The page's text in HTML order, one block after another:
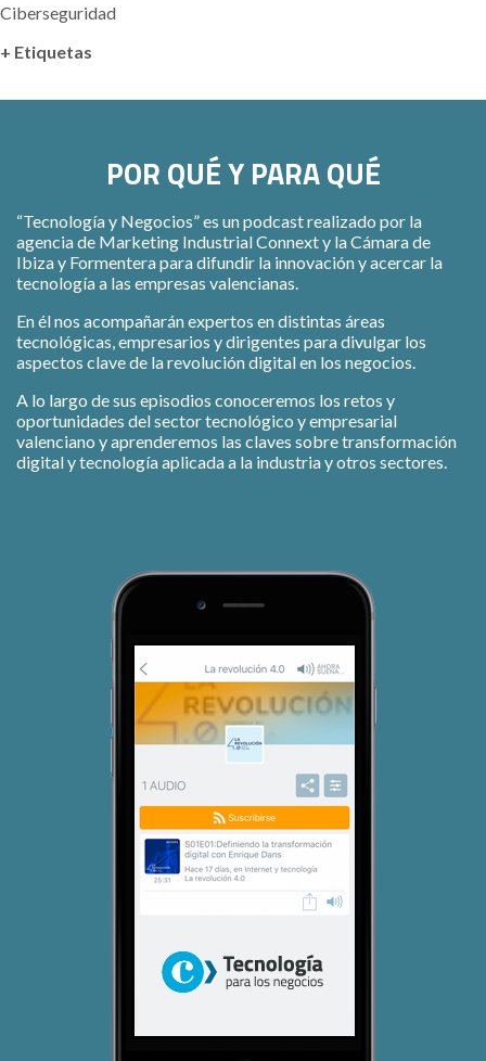
Ciberseguridad
+ Etiquetas
POR QUÉ Y PARA QUÉ
“Tecnología y Negocios” es un podcast realizado por la
agencia de Marketing Industrial Connext y la Cámara de
Ibiza y Formentera para difundir la innovación y acercar la
tecnología a las empresas valencianas.
En él nos acompañarán expertos en distintas áreas
tecnológicas, empresarios y dirigentes para divulgar los
aspectos clave de la revolución digital en los negocios.
A lo largo de sus episodios conoceremos los retos y
oportunidades del sector tecnológico y empresarial
valenciano y aprenderemos las claves sobre transformación
digital y tecnología aplicada a la industria y otros sectores.